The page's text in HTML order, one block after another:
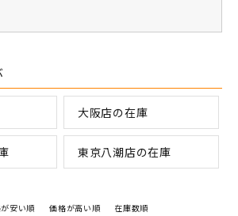
大阪店の在庫
東京八潮店の在庫
安い順 価格が高い順 在庫数順